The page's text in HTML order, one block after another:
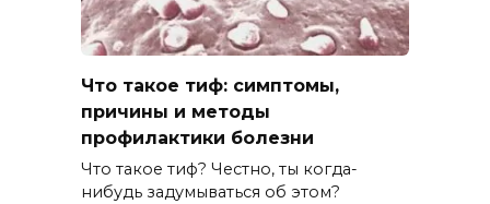
Что такое тиф: симптомы,
причины и методы
профилактики болезни
Что такое тиф? Честно, ты когда-
нибудь задумываться об этом?